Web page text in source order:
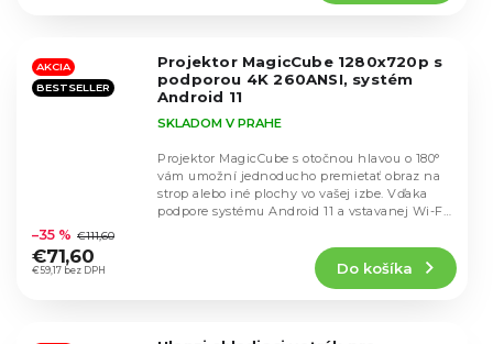
hviezdičiek.
AKCIA
BESTSELLER
Projektor MagicCube 1280x720p s
podporou 4K 260ANSI, systém
Android 11
hodnotenie
produktu
je
SKLADOM V PRAHE
€59,17 bez DPH
–35 % €111,60
€71,60
Do košíka
Projektor MagicCube s otočnou hlavou o 180°
vám umožní jednoducho premietať obraz na
strop alebo iné plochy vo vašej izbe. Vďaka
podpore systému Android 11 a vstavanej Wi-Fi